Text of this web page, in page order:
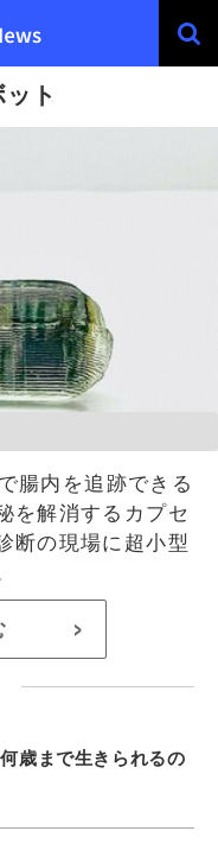
ト
腸内を追跡できる
を解消するカプセ
断の現場に超小型
>
歳まで生きられるの